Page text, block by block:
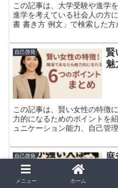
この記事は、大学受験や進学
進学を考えている社会人の方
書 書き方 例文」で検索した方
説します。 この記事を読むこ
ち、合格や採用に一歩近づく
自己啓発
賢
魅
この記事は、賢い女性の特徴
力的になるためのポイントを
ュニケーション能力、自己管
ができるでしょう。
自己啓発
麻
メニュー ホーム